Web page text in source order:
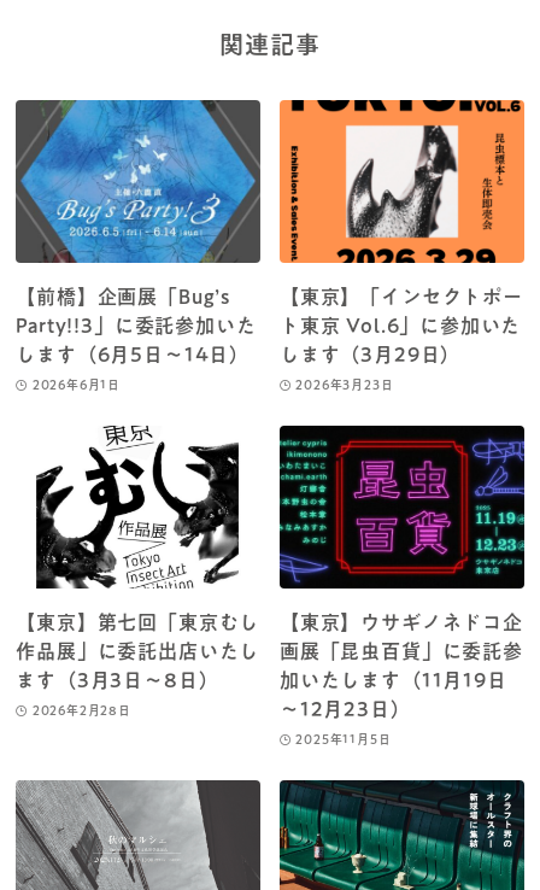
関連記事
【前橋】企画展「Bug’s
Party!!3」に委託参加いた
します（6月5日～14日）
2026年6月1日
【東京】「インセクトポー
ト東京 Vol.6」に参加いた
します（3月29日）
2026年3月23日
【東京】第七回「東京むし
作品展」に委託出店いたし
ます（3月3日～8日）
2026年2月28日
【東京】ウサギノネドコ企
画展「昆虫百貨」に委託参
加いたします（11月19日
～12月23日）
2025年11月5日